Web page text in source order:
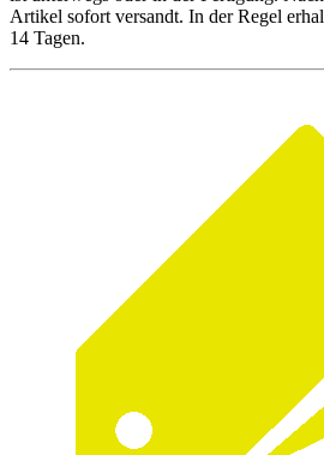
Artikel sofort versandt. In der Regel
14 Tagen.